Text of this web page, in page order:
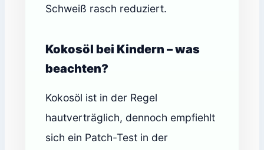
Schweiß rasch reduziert.
Kokosöl bei Kindern – was
beachten?
Kokosöl ist in der Regel
hautverträglich, dennoch empfiehlt
sich ein Patch-Test in der